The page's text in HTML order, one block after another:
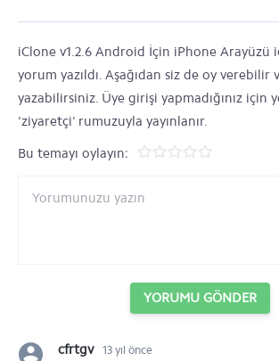
iClone v1.2.6 Android İçin iPhone Arayüzü
yorum yazıldı. Aşağıdan siz de oy verebilir
yazabilirsiniz. Üye girişi yapmadığınız için
'ziyaretçi' rumuzuyla yayınlanır.
Bu temayı oylayın:
YORUMU GÖNDER
cfrtgv 13 yıl önce